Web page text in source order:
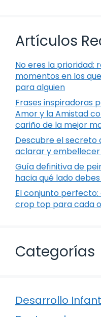
Artículos
No eres la prioridad:
momentos en los
para alguien
Frases inspiradoras
Amor y la Amistad
cariño de la mejor
Descubre el secreto
aclarar y
Guía definitiva de
hacia qué lado
El conjunto
crop top para cada
Categorías
Desarrollo